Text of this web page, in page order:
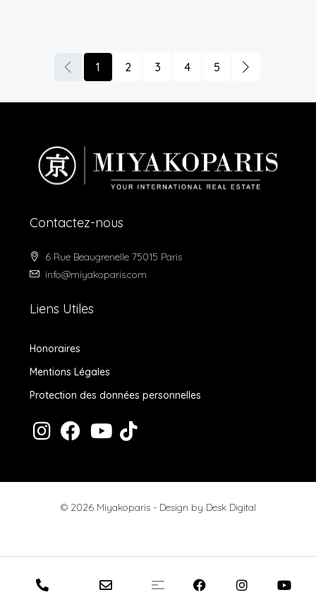
1 2 3 4 5
Contactez-nous
6 Rue Beaugrenelle 75015 Paris
info@miyakoparis.com
Liens Utiles
Honoraires
Mentions Légales
Protection des données personnelles
© 2026 Miyakoparis - Design by Desk Digital